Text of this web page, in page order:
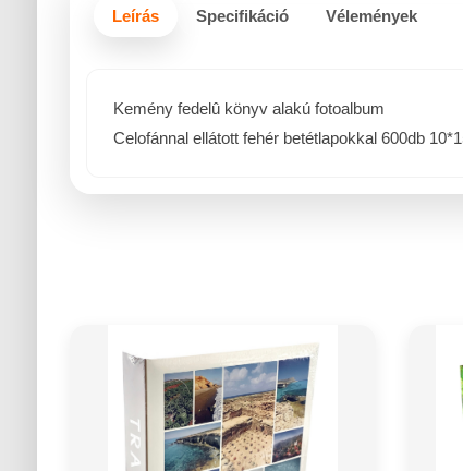
Leírás Specifikáció Vélemények
Kemény fedelû könyv alakú fotoalbum
Celofánnal ellátott fehér betétlapokkal 600db